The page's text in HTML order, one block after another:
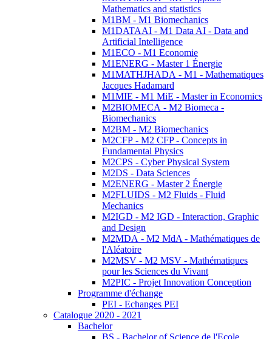
Mathematics and statistics
M1BM - M1 Biomechanics
M1DATAAI - M1 Data AI - Data and
Artificial Intelligence
M1ECO - M1 Economie
M1ENERG - Master 1 Énergie
M1MATHJHADA - M1 - Mathematiques
Jacques Hadamard
M1MIE - M1 MiE - Master in Economics
M2BIOMECA - M2 Biomeca -
Biomechanics
M2BM - M2 Biomechanics
M2CFP - M2 CFP - Concepts in
Fundamental Physics
M2CPS - Cyber Physical System
M2DS - Data Sciences
M2ENERG - Master 2 Énergie
M2FLUIDS - M2 Fluids - Fluid
Mechanics
M2IGD - M2 IGD - Interaction, Graphic
and Design
M2MDA - M2 MdA - Mathématiques de
l'Aléatoire
M2MSV - M2 MSV - Mathématiques
pour les Sciences du Vivant
M2PIC - Projet Innovation Conception
Programme d'échange
PEI - Echanges PEI
Catalogue 2020 - 2021
Bachelor
BS - Bachelor of Science de l'Ecole